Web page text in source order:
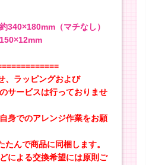
340×180mm（マチなし）
、ラッピングおよび
サービスは行っておりませ
身でのアレンジ作業をお願
んで商品に同梱します。
による交換希望には原則ご